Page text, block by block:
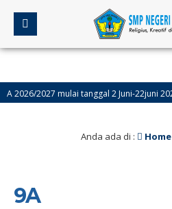
2027 mulai tanggal 2 Juni-22juni 2026
Anda ada di : Home
9A